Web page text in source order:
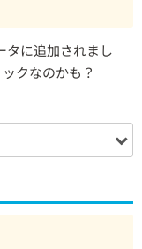
タに追加されまし
クなのかも？